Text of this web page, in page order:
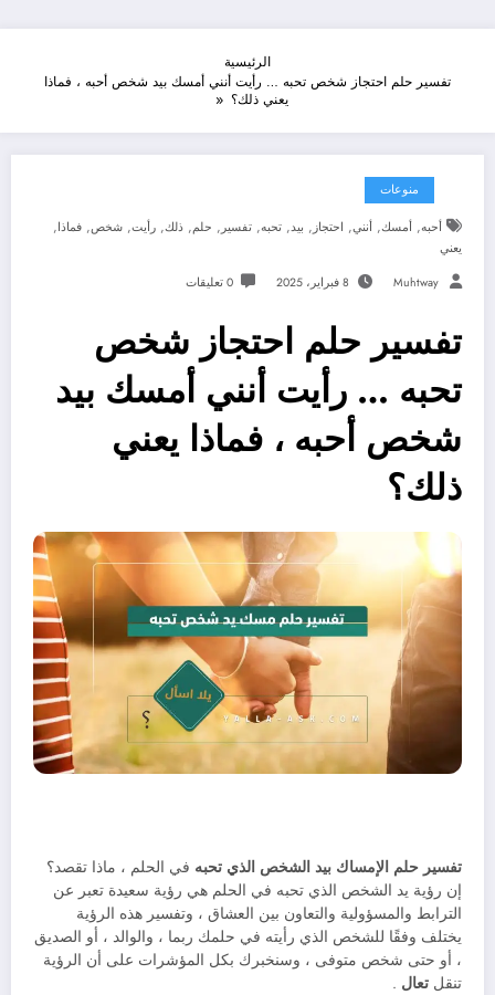
الرئيسية
تفسير حلم احتجاز شخص تحبه … رأيت أنني أمسك بيد شخص أحبه ، فماذا
يعني ذلك؟
منوعات
أحبه, أمسك, أنني, احتجاز , بيد, تحبه, تفسير , حلم, ذلك, رأيت, شخص, فماذا,
يعني
Muhtway 8 فبراير، 2025 0 تعليقات
تفسير حلم احتجاز شخص
تحبه … رأيت أنني أمسك بيد
شخص أحبه ، فماذا يعني
ذلك؟
تفسير حلم الإمساك بيد الشخص الذي تحبه في الحلم ، ماذا تقصد؟
إن رؤية يد الشخص الذي تحبه في الحلم هي رؤية سعيدة تعبر عن
الترابط والمسؤولية والتعاون بين العشاق ، وتفسير هذه الرؤية
يختلف وفقًا للشخص الذي رأيته في حلمك ربما ، والوالد ، أو الصديق
، أو حتى شخص متوفى ، وسنخبرك بكل المؤشرات على أن الرؤية
تنقل تعال .